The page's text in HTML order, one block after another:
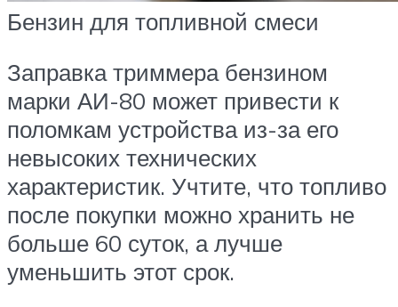
Бензин для топливной смеси
Заправка триммера бензином
марки АИ-80 может привести к
поломкам устройства из-за его
невысоких технических
характеристик. Учтите, что топливо
после покупки можно хранить не
больше 60 суток, а лучше
уменьшить этот срок.